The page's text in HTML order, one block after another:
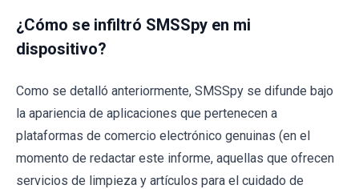
¿Cómo se infiltró SMSSpy en mi
dispositivo?
Como se detalló anteriormente, SMSSpy se difunde bajo
la apariencia de aplicaciones que pertenecen a
plataformas de comercio electrónico genuinas (en el
momento de redactar este informe, aquellas que ofrecen
servicios de limpieza y artículos para el cuidado de